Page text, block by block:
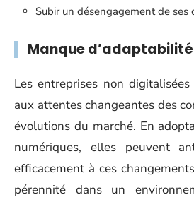
Subir un désengagement de ses
Manque d’adaptabilité
Les entreprises non
aux attentes changeantes des
évolutions du marché. En
numériques, elles peuvent
efficacement à ces
pérennité dans un